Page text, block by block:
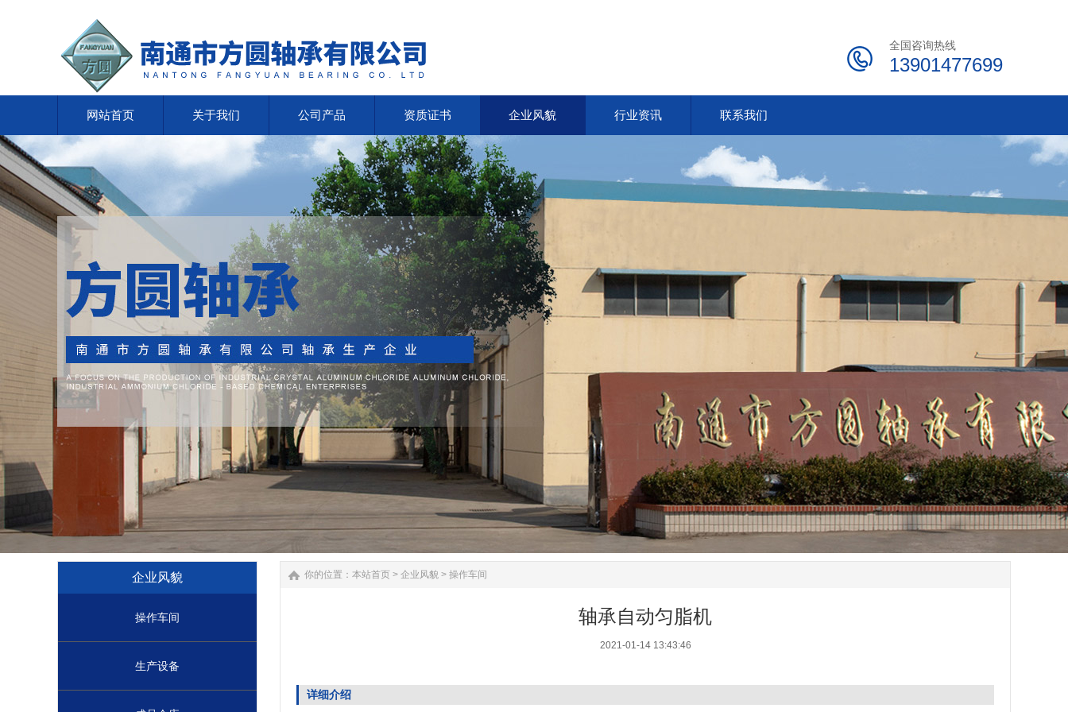
全国咨询热线
13901477699
网站首页
网站首页
关于我们
关于我们
公司产品
公司产品
资质证书
资质证书 企业风貌 行业资讯 联系我们
企业风貌
操作车间
生产设备
你的位置： 本站首页 > 企业风貌 > 操作车间
轴承自动匀脂机
2021-01-14 13:43:46
详细介绍